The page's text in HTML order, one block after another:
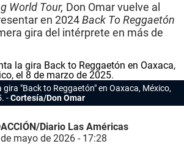
World Tour, Don Omar vuelve al
en 2024Back To Reggaetón
gira del intérprete en más de
"Back to Reggaetón" en Oaxaca, México,
Cortesía/Don Omar
Diario Las Américas
mayo de 2026 - 17:28